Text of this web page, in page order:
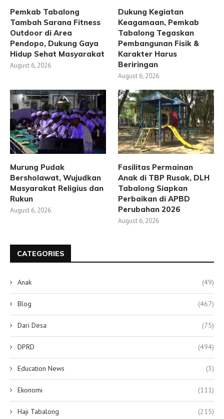
Pemkab Tabalong
Tambah Sarana Fitness
Outdoor di Area
Pendopo, Dukung Gaya
Hidup Sehat Masyarakat
August 6, 2026
Dukung Kegiatan
Keagamaan, Pemkab
Tabalong Tegaskan
Pembangunan Fisik &
Karakter Harus
Beriringan
August 6, 2026
Murung Pudak
Bersholawat, Wujudkan
Masyarakat Religius dan
Rukun
August 6, 2026
Fasilitas Permainan
Anak di TBP Rusak, DLH
Tabalong Siapkan
Perbaikan di APBD
Perubahan 2026
August 6, 2026
CATEGORIES
Anak (49)
Blog (467)
Dari Desa (75)
DPRD (494)
Education News (3)
Ekonomi (111)
Haji Tabalong (215)